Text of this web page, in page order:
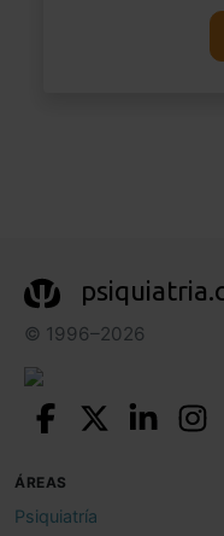
© 1996–2026
ÁREAS
Psiquiatría